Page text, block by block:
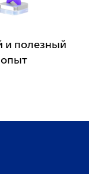
и полезный
опыт